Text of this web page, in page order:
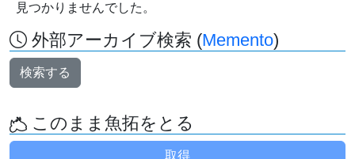
見つかりませんでした。
外部アーカイブ検索 (Memento)
検索する
このまま魚拓をとる